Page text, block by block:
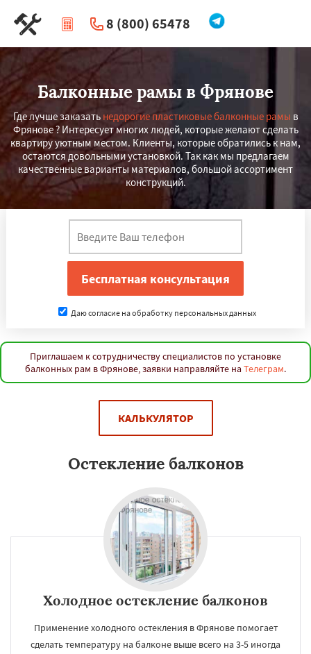
8 (800) 65478
| Перезвоните мне
Балконные рамы в Фрянове
Где лучше заказать недорогие пластиковые балконные рамы в
Фрянове ? Интересует многих людей, которые желают сделать
квартиру уютным местом. Клиенты, которые обратились к нам,
остаются довольными установкой. Так как мы предлагаем
качественные варианты материалов, большой ассортимент
конструкций.
Даю согласие на обработку персональных данных
Приглашаем к сотрудничеству специалистов по установке
балконных рам в Фрянове, заявки направляйте на Телеграм.
КАЛЬКУЛЯТОР
Остекление балконов
Холодное остекление балконов
Применение холодного остекления в Фрянове помогает
сделать температуру на балконе выше всего на 3-5 иногда